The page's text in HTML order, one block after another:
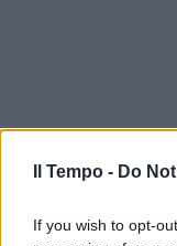
Il Tempo - Do
If you wish to opt-